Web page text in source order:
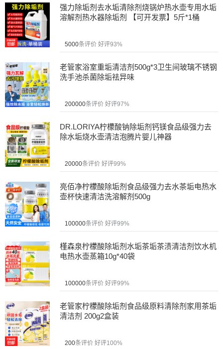
强力除垢剂去水垢清除剂烧锅炉热水壶专用水垢
溶解剂热水器除垢剂 【可开发票】5斤*1桶
5000条评价 好评93%
老管家浴室重垢清洁剂500g*3卫生间玻璃不锈钢
洗手池杀菌除垢祛异味
200000条评价 好评97%
DR.LORIYA柠檬酸钠除垢剂钙镁食品级强力去
除水垢烧水壶清洁泡腾片婴儿神器
20000条评价 好评99%
亮佰净柠檬酸除垢剂食品级强力去水茶垢电热水
壶杯快速清洁洗溶解剂500g
100000条评价 好评99%
槿森泉柠檬酸除垢剂水垢茶垢茶渍清洁剂饮水机
电热水壶蒸箱10g*40袋
100000条评价 好评99%
老管家柠檬酸除垢剂食品级原料清除剂家用茶垢
清洁剂 200g2盒装
200条评价 好评100%